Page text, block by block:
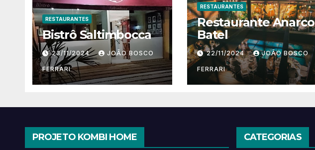
RESTAURANTES
Bistrô Saltimbocca
23/11/2024 JOÃO BOSCO
FERRARI
RESTAURANTES
Restaurante Anarco
Batel
22/11/2024 JOÃO BOSCO
FERRARI
PROJETO KOMBI HOME CATEGORIAS